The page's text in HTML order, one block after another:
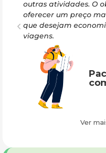
outras atividades. O
oferecer um preço
que desejam
viagens.
Ver